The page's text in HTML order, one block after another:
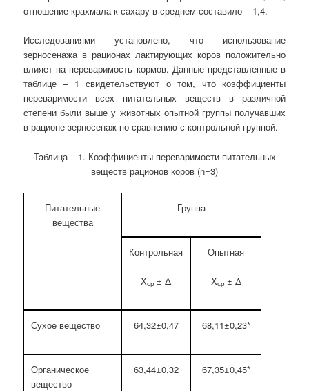
отношение крахмала к сахару в среднем составило – 1,4.
Исследованиями установлено, что использование
зерносенажа в рационах лактирующих коров положительно
влияет на переваримость кормов. Данные представленные в
таблице – 1 свидетельствуют о том, что коэффициенты
переваримости всех питательных веществ в различной
степени были выше у животных опытной группы получавших
в рационе зерносенаж по сравнению с контрольной группой.
Таблица – 1. Коэффициенты переваримости питательных
веществ рационов коров (n=3)
Питательные
вещества
Группа
Контрольная
Xср ± Δ
Опытная
Xср ± Δ
Сухое вещество 64,32±0,47 68,11±0,23*
Органическое
вещество
63,44±0,32 67,35±0,45*